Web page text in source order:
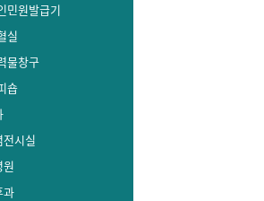
민원발급기
실
물창구
숍
시실
원
과